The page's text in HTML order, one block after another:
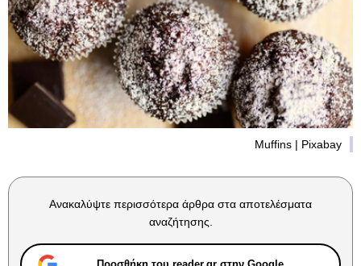
Muffins | Pixabay
Ανακαλύψτε περισσότερα άρθρα στα αποτελέσματα
αναζήτησης.